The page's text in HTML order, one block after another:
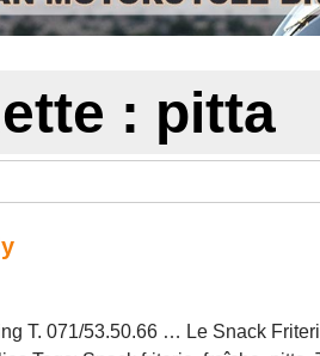
: pitta
T. 071/53.50.66 … Le Snack